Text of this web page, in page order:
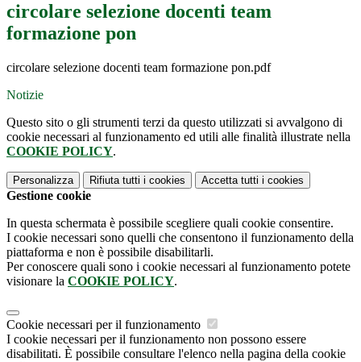
circolare selezione docenti team
formazione pon
circolare selezione docenti team formazione pon.pdf
Notizie
Questo sito o gli strumenti terzi da questo utilizzati si avvalgono di
cookie necessari al funzionamento ed utili alle finalità illustrate nella
COOKIE POLICY.
Personalizza Rifiuta tutti i cookies Accetta tutti i cookies
Gestione cookie
In questa schermata è possibile scegliere quali cookie consentire.
I cookie necessari sono quelli che consentono il funzionamento della
piattaforma e non è possibile disabilitarli.
Per conoscere quali sono i cookie necessari al funzionamento potete
visionare la COOKIE POLICY.
Cookie necessari per il funzionamento
I cookie necessari per il funzionamento non possono essere
disabilitati. È possibile consultare l'elenco nella pagina della cookie